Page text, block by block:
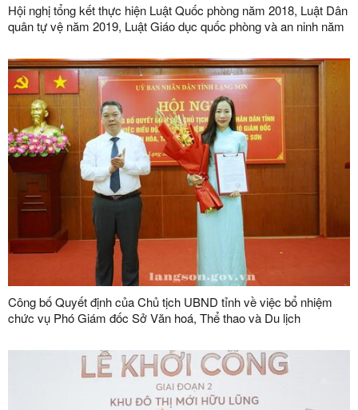
Hội nghị tổng kết thực hiện Luật Quốc phòng năm 2018, Luật Dân
quân tự vệ năm 2019, Luật Giáo dục quốc phòng và an ninh năm
Công bố Quyết định của Chủ tịch UBND tỉnh về việc bổ nhiệm
chức vụ Phó Giám đốc Sở Văn hoá, Thể thao và Du lịch